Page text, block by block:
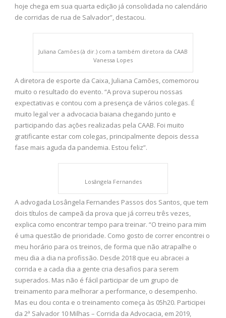
hoje chega em sua quarta edição já consolidada no calendário
de corridas de rua de Salvador”, destacou.
Juliana Camões (à dir.) com a também diretora da CAAB
Vanessa Lopes
A diretora de esporte da Caixa, Juliana Camões, comemorou
muito o resultado do evento. “A prova superou nossas
expectativas e contou com a presença de vários colegas. É
muito legal ver a advocacia baiana chegando junto e
participando das ações realizadas pela CAAB. Foi muito
gratificante estar com colegas, principalmente depois dessa
fase mais aguda da pandemia. Estou feliz”.
Losângela Fernandes
A advogada Losângela Fernandes Passos dos Santos, que tem
dois títulos de campeã da prova que já correu três vezes,
explica como encontrar tempo para treinar. “O treino para mim
é uma questão de prioridade. Como gosto de correr encontrei o
meu horário para os treinos, de forma que não atrapalhe o
meu dia a dia na profissão. Desde 2018 que eu abracei a
corrida e a cada dia a gente cria desafios para serem
superados. Mas não é fácil participar de um grupo de
treinamento para melhorar a performance, o desempenho.
Mas eu dou conta e o treinamento começa às 05h20. Participei
da 2ª Salvador 10 Milhas – Corrida da Advocacia, em 2019,